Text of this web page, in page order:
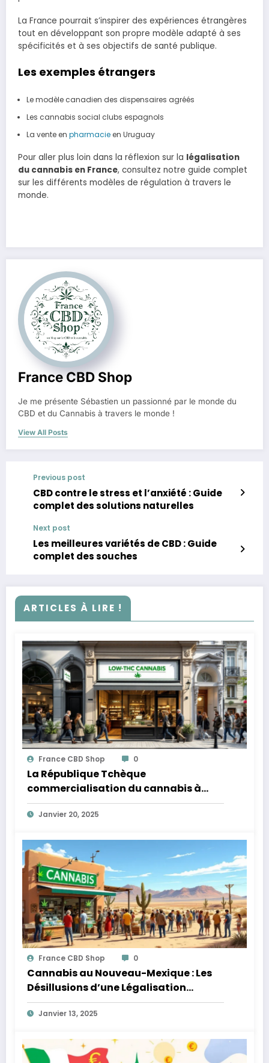
La France pourrait s’inspirer des expériences étrangères
tout en développant son propre modèle adapté à ses
spécificités et à ses objectifs de santé publique.
Les exemples étrangers
Le modèle canadien des dispensaires agréés
Les cannabis social clubs espagnols
La vente en pharmacieen Uruguay
Pour aller plus loin dans la réflexion sur la légalisation
du cannabis en France, consultez notre guide complet
sur les différents modèles de régulation à travers le
monde.
France CBD Shop
Je me présente Sébastien un passionné par le monde du
CBD et du Cannabis à travers le monde !
View All Posts
Previous post
CBD contre le stress et l’anxiété : Guide
complet des solutions naturelles
Next post
Les meilleures variétés de CBD : Guide
complet des souches
ARTICLES À LIRE !
France CBD Shop 0
La République Tchèque
commercialisation du cannabis à
faible teneur en THC
Janvier 20, 2025
France CBD Shop 0
Cannabis au Nouveau-Mexique : Les
Désillusions d’une Légalisation
Complexe
Janvier 13, 2025